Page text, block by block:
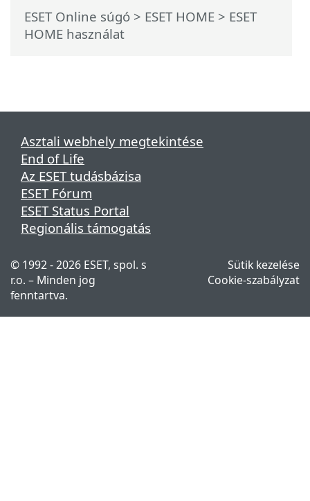
ESET Online súgó > ESET HOME > ESET
HOME használat
Asztali webhely megtekintése
End of Life
Az ESET tudásbázisa
ESET Fórum
ESET Status Portal
Regionális támogatás
© 1992 - 2026 ESET, spol. s
r.o. – Minden jog
fenntartva.
Sütik kezelése
Cookie-szabályzat